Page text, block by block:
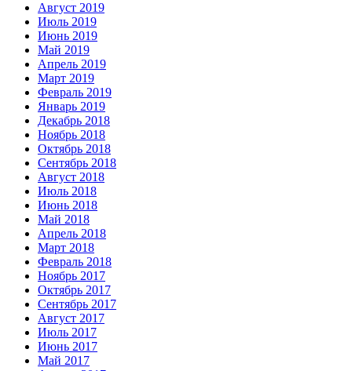
Август 2019
Июль 2019
Июнь 2019
Май 2019
Апрель 2019
Март 2019
Февраль 2019
Январь 2019
Декабрь 2018
Ноябрь 2018
Октябрь 2018
Сентябрь 2018
Август 2018
Июль 2018
Июнь 2018
Май 2018
Апрель 2018
Март 2018
Февраль 2018
Ноябрь 2017
Октябрь 2017
Сентябрь 2017
Август 2017
Июль 2017
Июнь 2017
Май 2017